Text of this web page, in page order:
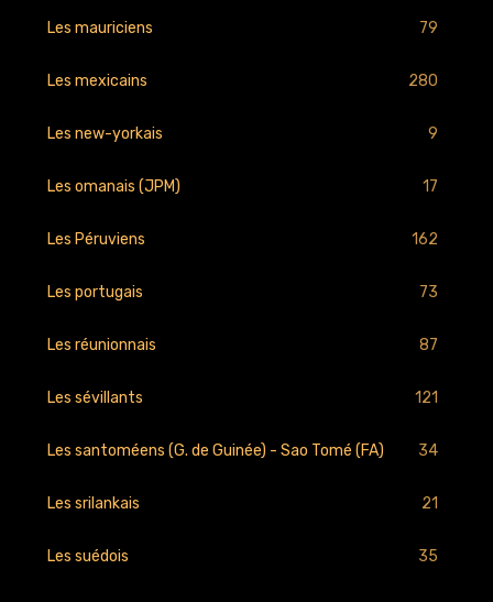
Les mauriciens 79
Les mexicains 280
Les new-yorkais 9
Les omanais (JPM) 17
Les Péruviens 162
Les portugais 73
Les réunionnais 87
Les sévillants 121
Les santoméens (G. de Guinée) - Sao Tomé (FA) 34
Les srilankais 21
Les suédois 35